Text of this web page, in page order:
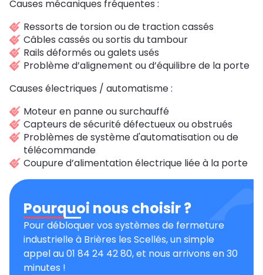
Causes mécaniques fréquentes :
Ressorts de torsion ou de traction cassés
Câbles cassés ou sortis du tambour
Rails déformés ou galets usés
Problème d’alignement ou d’équilibre de la porte
Causes électriques / automatisme :
Moteur en panne ou surchauffé
Capteurs de sécurité défectueux ou obstrués
Problèmes de système d'automatisation ou de
télécommande
Coupure d’alimentation électrique liée à la porte
Pourquoi nous choisir ?
Pour débloquer vos systèmes de fermeture
industrielle à Brières les Scellés, un simple
appel au 01 84 24 42 80, et nous arrivons en 30
minutes !